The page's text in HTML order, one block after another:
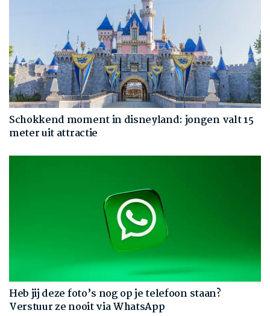
Schokkend moment in disneyland: jongen valt 15
meter uit attractie
Heb jij deze foto’s nog op je telefoon staan?
Verstuur ze nooit via WhatsApp